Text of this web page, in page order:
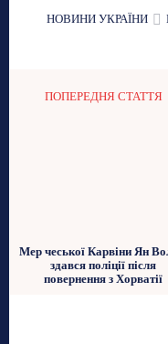
НОВИНИ УКРАЇНИ
ПОПЕРЕДНЯ СТАТТЯ
Мер чеської Карвіни Ян
здався поліції після
повернення з Хорватії